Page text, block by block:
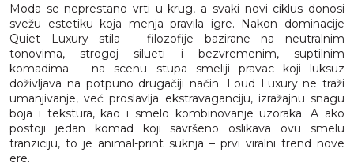
Moda se neprestano vrti u krug, a svaki novi ciklus donosi
svežu estetiku koja menja pravila igre. Nakon dominacije
Quiet Luxury stila – filozofije bazirane na neutralnim
tonovima, strogoj silueti i bezvremenim, suptilnim
komadima – na scenu stupa smeliji pravac koji luksuz
doživljava na potpuno drugačiji način. Loud Luxury ne traži
umanjivanje, već proslavlja ekstravaganciju, izražajnu snagu
boja i tekstura, kao i smelo kombinovanje uzoraka. A ako
postoji jedan komad koji savršeno oslikava ovu smelu
tranziciju, to je animal-print suknja – prvi viralni trend nove
ere.